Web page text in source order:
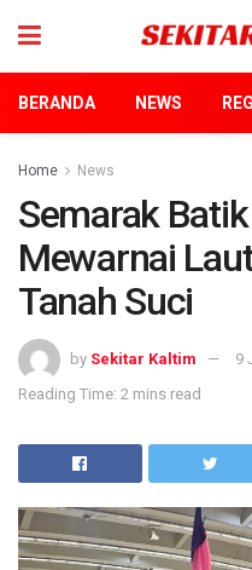
BERANDA NEWS
Home News
Semarak
Mewarnai
Tanah Suci
by Sekitar Kaltim
9
Reading Time: 2 mins read